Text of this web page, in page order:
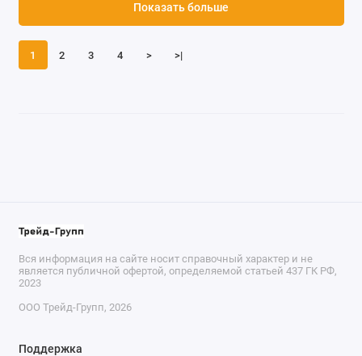
1 2 3 4 > >|
Показать больше
Вся информация на сайте носит справочный характер и не
является публичной офертой, определяемой статьей 437 ГК РФ,
2023
ООО Трейд-Групп, 2026
Поддержка